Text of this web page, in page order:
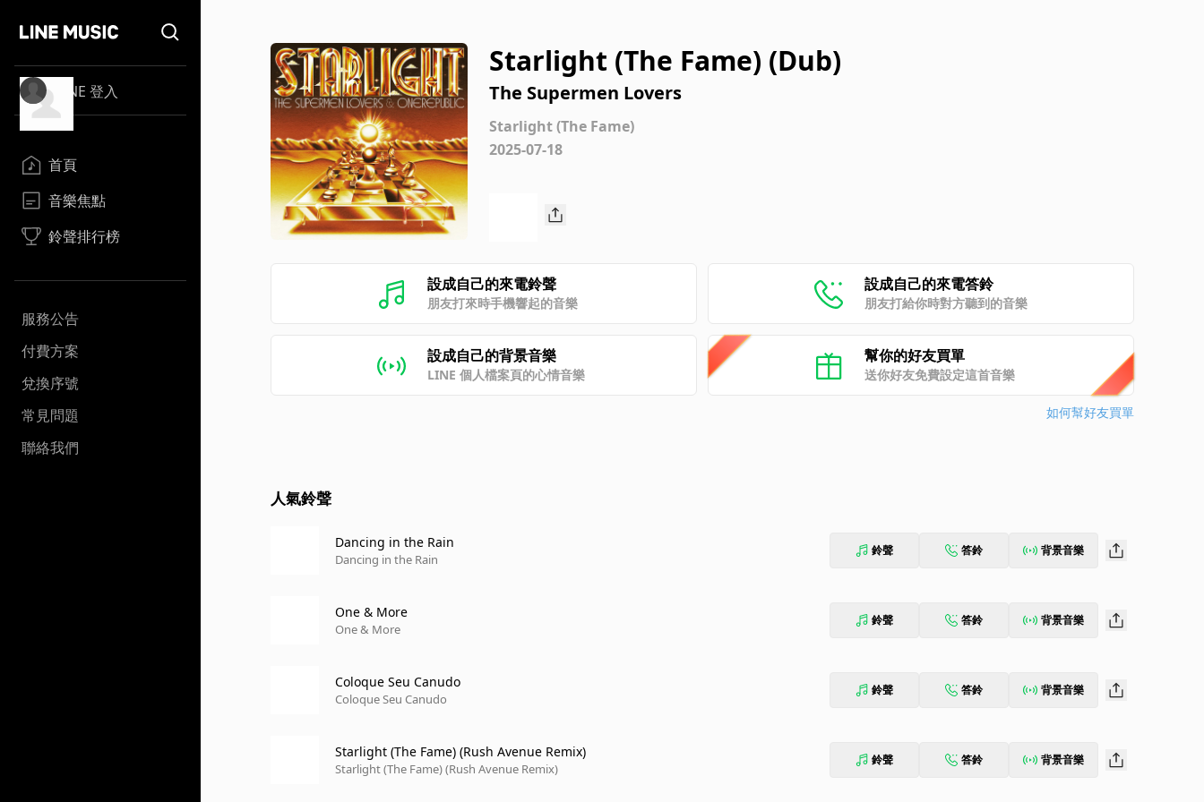
LINE 登入
首頁
音樂焦點
鈴聲排行榜
服務公告
付費方案
兌換序號
常見問題
聯絡我們
Starlight (The Fame) (Dub)
The Supermen Lovers
Starlight (The Fame)
2025-07-18
設成自己的來電鈴聲
朋友打來時手機響起的音樂
設成自己的來電答鈴
朋友打給你時對方聽到的音樂
設成自己的背景音樂
LINE 個人檔案頁的心情音樂
幫你的好友買單
送你好友免費設定這首音樂
如何幫好友買單
人氣鈴聲
Dancing in the Rain
Dancing in the Rain
鈴聲 答鈴 背景音樂
One & More
One & More
鈴聲 答鈴 背景音樂
Coloque Seu Canudo
Coloque Seu Canudo
鈴聲 答鈴 背景音樂
Starlight (The Fame) (Rush Avenue Remix)
Starlight (The Fame) (Rush Avenue Remix)
鈴聲 答鈴 背景音樂